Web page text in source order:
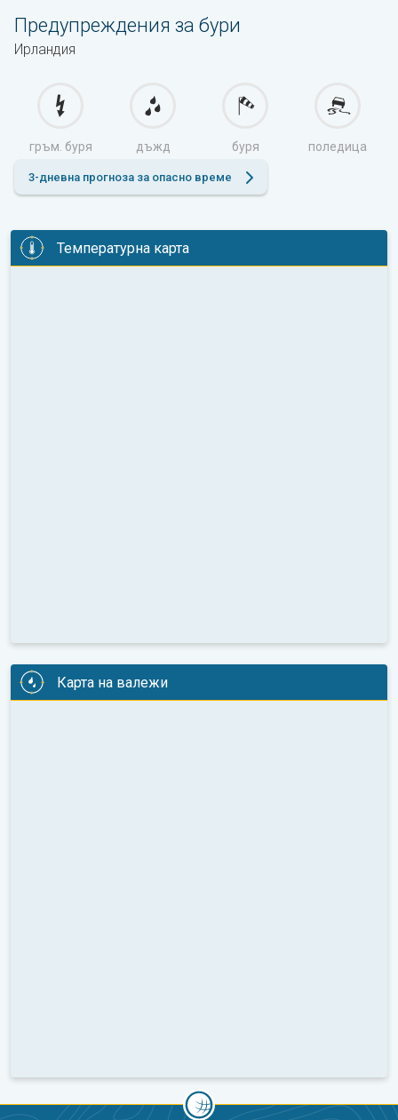
Предупреждения за бури
Ирландия
гръм. буря дъжд буря поледица
3-дневна прогноза за опасно време
Температурна карта
Карта на валежи